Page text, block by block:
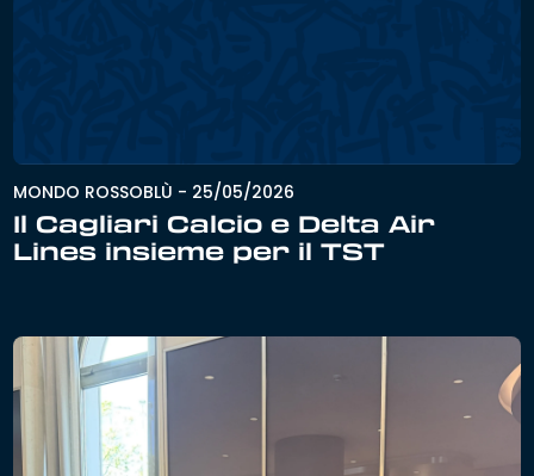
MONDO ROSSOBLÙ - 25/05/2026
Il Cagliari Calcio e Delta Air
Lines insieme per il TST